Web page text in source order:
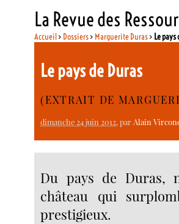
La Revue des
Accueil> Dossiers> Marguerite Duras> Le pays
Le pays de Duras
(EXTRAIT DE
dimanche 24 juin 2012, parAlain
Du pays de Duras,
château qui
prestigieux.